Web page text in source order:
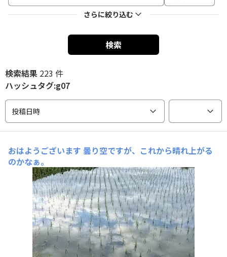
さらに絞り込む
検索
検索結果 223 件
ハッシュタグ:g07
投稿日時
おはようございます 曇り空ですが、これから晴れ上がる
のかなぁ。